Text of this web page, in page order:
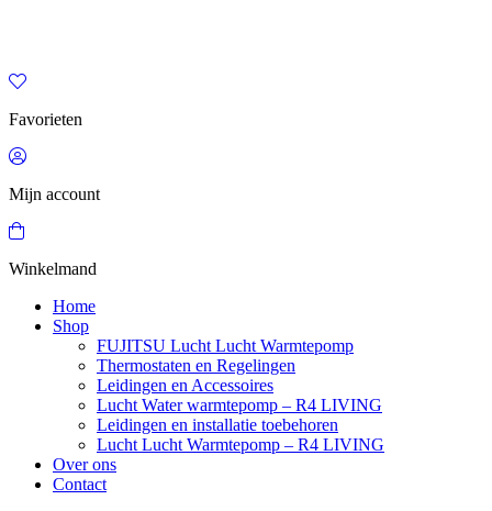
Favorieten
Mijn account
Winkelmand
Home
Shop
FUJITSU Lucht Lucht Warmtepomp
Thermostaten en Regelingen
Leidingen en Accessoires
Lucht Water warmtepomp – R4 LIVING
Leidingen en installatie toebehoren
Lucht Lucht Warmtepomp – R4 LIVING
Over ons
Contact